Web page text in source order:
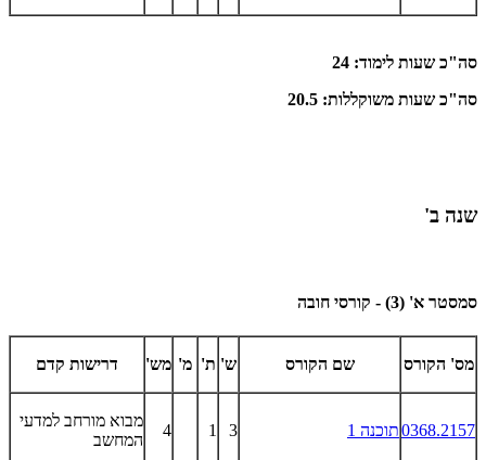
סה"כ שעות לימוד: 24
סה"כ שעות משוקללות: 20.5
שנה ב'
סמסטר א' (3) - קורסי חובה
מס' הקורס שם הקורס ש' ת' מ' מש' דרישות קדם
0368.2157תוכנה 1 3
1
4
מבוא מורחב למדעי
המחשב